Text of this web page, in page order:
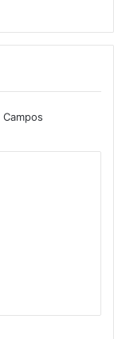
Campos